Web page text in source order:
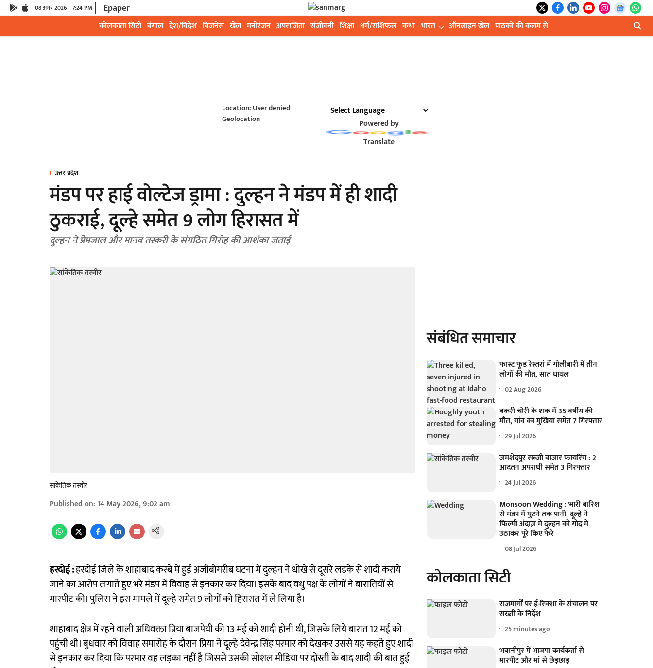
08 अग॰ 2026 7:24 PM Epaper
कोलकाता सिटी बंगाल देश/विदेश बिजनेस खेल मनोरंजन अपराजिता संजीवनी शिक्षा धर्म/राशिफल कथा भारत ऑनलाइन खेल पाठकों की कलम से
Location: User denied
Geolocation
Powered by
Translate
उत्तर प्रदेश
मंडप पर हाई वोल्टेज ड्रामा : दुल्हन ने मंडप में ही शादी
ठुकराई, दूल्हे समेत 9 लोग हिरासत में
दुल्हन ने प्रेमजाल और मानव तस्करी के संगठित गिरोह की आशंका जताई
सांकेतिक तस्वीर
Published on: 14 May 2026, 9:02 am
हरदोई :हरदोई जिले के शाहाबाद कस्बे में हुई अजीबोगरीब घटना में दुल्हन ने धोखे से दूसरे लड़के से शादी कराये
जाने का आरोप लगाते हुए भरे मंडप में विवाह से इनकार कर दिया। इसके बाद वधु पक्ष के लोगों ने बारातियों से
मारपीट की। पुलिस ने इस मामले में दूल्हे समेत 9 लोगों को हिरासत में ले लिया है।
शाहाबाद क्षेत्र में रहने वाली अधिवक्ता प्रिया बाजपेयी की 13 मई को शादी होनी थी, जिसके लिये बारात 12 मई को
पहुंची थी। बुधवार को विवाह समारोह के दौरान प्रिया ने दूल्हे देवेन्द्र सिंह परमार को देखकर उससे यह कहते हुए शादी
से इनकार कर दिया कि परमार वह लड़का नहीं है जिससे उसकी सोशल मीडिया पर दोस्ती के बाद शादी की बात हुई
संबंधित समाचार
फास्ट फूड रेस्तरां में गोलीबारी में तीन
लोगों की मौत, सात घायल
02 Aug 2026
बकरी चोरी के शक में 35 वर्षीय की
मौत, गांव का मुखिया समेत 7 गिरफ्तार
29 Jul 2026
जमशेदपुर सब्जी बाजार फायरिंग : 2
आदतन अपराधी समेत 3 गिरफ्तार
24 Jul 2026
Monsoon Wedding : भारी बारिश
से मंडप में घुटने तक पानी, दूल्हे ने
फिल्मी अंदाज़ में दुल्हन को गोद में
उठाकर पूरे किए फेरे
08 Jul 2026
कोलकाता सिटी
राजमार्गों पर ई-रिक्शा के संचालन पर
सख्ती के निर्देश
25 minutes ago
भवानीपुर में भाजपा कार्यकर्ता से
मारपीट और मां से छेड़छाड़